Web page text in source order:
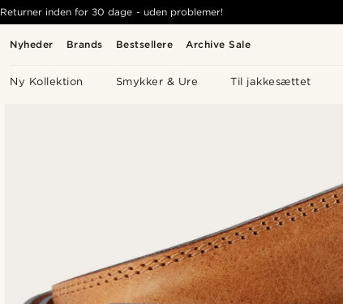
Nyheder Brands Bestsellere Archive Sale
Ny Kollektion Smykker & Ure Til jakkesættet
Returner inden for 30 dage - uden problemer!